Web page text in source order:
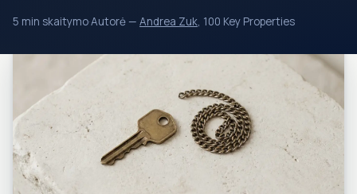
5 min skaitymo·Autorė — Andrea Zuk, 100 Key Properties